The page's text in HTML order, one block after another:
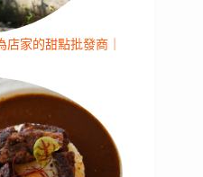
家的甜點批發商｜